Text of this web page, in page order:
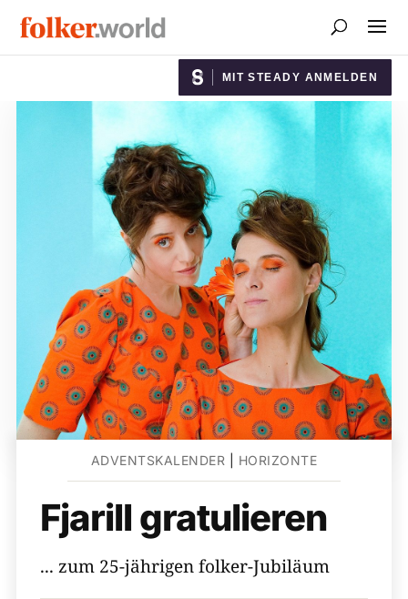
MIT STEADY ANMELDEN
ADVENTSKALENDER HORIZONTE
Fjarill gratulieren
... zum 25-jährigen folker-Jubiläum